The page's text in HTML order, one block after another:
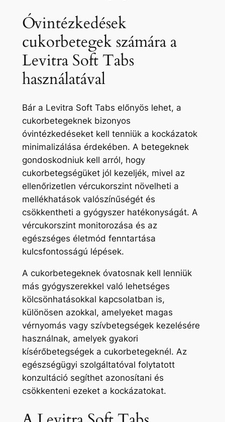
Óvintézkedések
cukorbetegek számára a
Levitra Soft Tabs
használatával
Bár a Levitra Soft Tabs előnyös lehet, a
cukorbetegeknek bizonyos
óvintézkedéseket kell tenniük a kockázatok
minimalizálása érdekében. A betegeknek
gondoskodniuk kell arról, hogy
cukorbetegségüket jól kezeljék, mivel az
ellenőrizetlen vércukorszint növelheti a
mellékhatások valószínűségét és
csökkentheti a gyógyszer hatékonyságát. A
vércukorszint monitorozása és az
egészséges életmód fenntartása
kulcsfontosságú lépések.
A cukorbetegeknek óvatosnak kell lenniük
más gyógyszerekkel való lehetséges
kölcsönhatásokkal kapcsolatban is,
különösen azokkal, amelyeket magas
vérnyomás vagy szívbetegségek kezelésére
használnak, amelyek gyakori
kísérőbetegségek a cukorbetegeknél. Az
egészségügyi szolgáltatóval folytatott
konzultáció segíthet azonosítani és
csökkenteni ezeket a kockázatokat.